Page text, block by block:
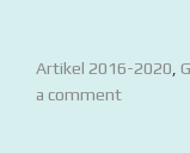
Artikel 2016-2020
a comment